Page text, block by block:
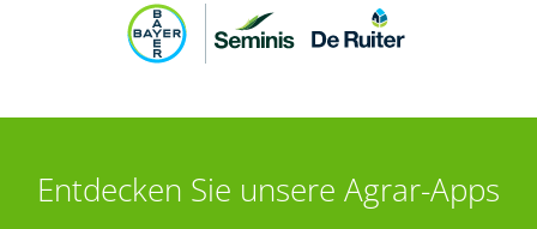
Entdecken Sie unsere Agrar-Apps